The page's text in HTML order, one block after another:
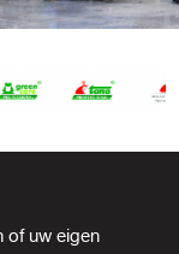
of uw eigen